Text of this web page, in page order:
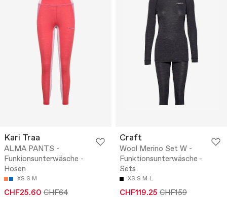
Kari Traa
ALMA PANTS -
Funkionsunterwäsche -
Hosen
XS S M
CHF25.60 CHF64
Craft
Wool Merino Set W -
Funktionsunterwäsche -
Sets
XS S M L
CHF119.25 CHF159